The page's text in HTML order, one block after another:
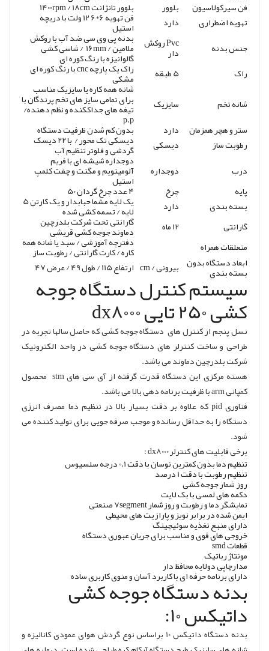
فن سیرکولاسیون بلوور
بلوور تانژانت 1400rpm / 18cm
تهویه اضطراری
دارد فن تهویه 6*6 12 ولت با دریچه
استیل
جنس بدنه
Pvc روکش
دار
بدنه پی وی سی ضد آب با روکش
ملامین / 16mm / شاسی کشی
گالوانیزه با رنگ کوره ای
راک
5 طبقه راک یک پارچه cnc با رنگ کوره ای
مشکی
شانه تخم
سایزیک
شانه همه کاره یا سایزیک مناسب
برای تمامی سایز های تخم پرندگان با
تیغه های جداککنده و نظم دهنده/
p.p
ستر و هچر همزمان دارد
بدون کم شدن ظرفیت دستگاه
رطوبت ساز
دیسکی دیسکی تک محور / با 22 دیسک
گردشی و فلوتر تنظیم آب
درب
دوجداره
دوجداره شیشه ای با فریم
آلومینویم و مگنت و چفت کلمپ
استیل
پایه چرخ
4 عدد چرخ گردان 50
بسته بندی
دارد یک لایه مشما حبابدار و یک کارتن 5
لایه / تسمه کشی شده
گارانتی
12 ماه گارانتی تحت شرکت بلدرچین
دماوند جوجه کشی قریشی
متعلقات همراه
دفترچه آموزشی / سبد یا شانه همه
کاره / کارت گارانتی / رطوبت ساز
ابعاد دستگاه بدون
بسته بندی بیرونی / cm ارتفاع 115 / طول 49 / عرض 47
سیستم کنترل دستگاه جوجه
کشی 250 تایی dx8000
نسل پنجم از کنترل های دستگاه جوجه کشی که حاصل سالها تجربه در
طراحی و ساخت کنترلر های دستگاه جوجه کشی در واحد الکترونیک
شرکت بلدرچین دماوند می باشد.
هسته مرکزی این دستگاه قدرت گرفته از آی سی های stm محصول
کمپانی arm با ظرفیت برنامه دهی بالا می باشد.
فناوری pid که علاوه بر دقت بسیار بالا در تنظیم دما مصرف انرژی
دستگاه را به حداقل رسانده و موجب صرفه جویی برای تولید کننده می
شود.
برخی قابلیت های کنترلر dx8000 :
تنظیم دما بدون کمترین نوسان با دقت 0.1 درجه سلسیوس
تنظیم رطوبت با دقت 1 درصد
روز شمار جوجه کشی
دکمه های لمسی با بک لایت
نمایشگر دما و رطوبت و روزشمار 7segment صنعتی
ایمن شده در برابر نویز و پارازیت های محیطی
دارای منبع تغذیه سوئیچینگ
خروجی های قوی و مناسب برای جریان عبوری دستگاه
قطعات smd
مونتاژ رباتیک
مدارچاپی دولایه محافظ دار
دارای برنامه حرفه ای با کاربرد آسان و منوی کاربری ساده
بدنه دستگاه جوجه کشی
داتیکس 10:
بدنه دستگاه داتیکس 10 براساس نوع گردش هوای عمودی کانالیزه و